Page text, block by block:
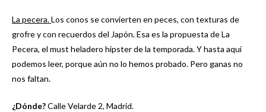
La pecera.Los conos se convierten en peces, con texturas de
grofre y con recuerdos del Japón. Esa es la propuesta de La
Pecera, el must heladero hipster de la temporada. Y hasta aquí
podemos leer, porque aún no lo hemos probado. Pero ganas no
nos faltan.
¿Dónde?Calle Velarde 2, Madrid.